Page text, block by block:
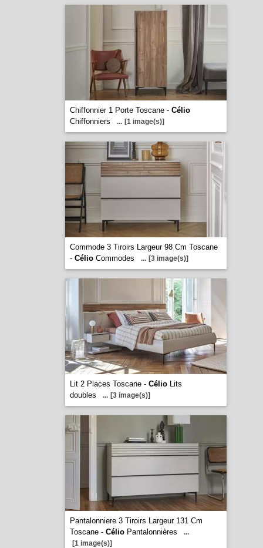
Chiffonnier 1 Porte Toscane - Célio
Chiffonniers
... [1 image(s)]
Commode 3 Tiroirs Largeur 98 Cm Toscane
- CélioCommodes ... [3 image(s)]
Lit 2 Places Toscane - CélioLits
doubles
... [3 image(s)]
Pantalonniere 3 Tiroirs Largeur 131 Cm
Toscane - CélioPantalonnières
...
[1 image(s)]